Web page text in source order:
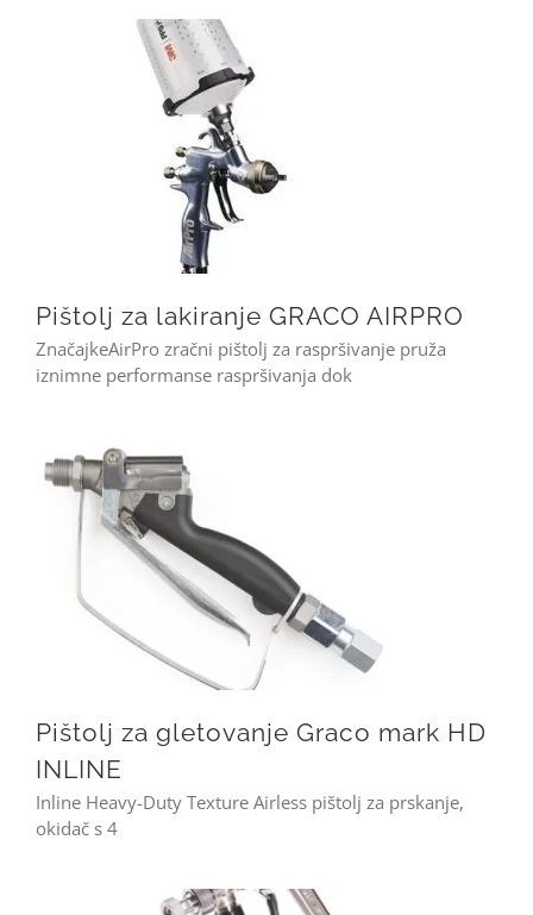
Pištolj za lakiranje GRACO AIRPRO
ZnačajkeAirPro zračni pištolj za raspršivanje pruža
iznimne performanse raspršivanja dok
Pištolj za gletovanje Graco mark HD
INLINE
Inline Heavy-Duty Texture Airless pištolj za prskanje,
okidač s 4